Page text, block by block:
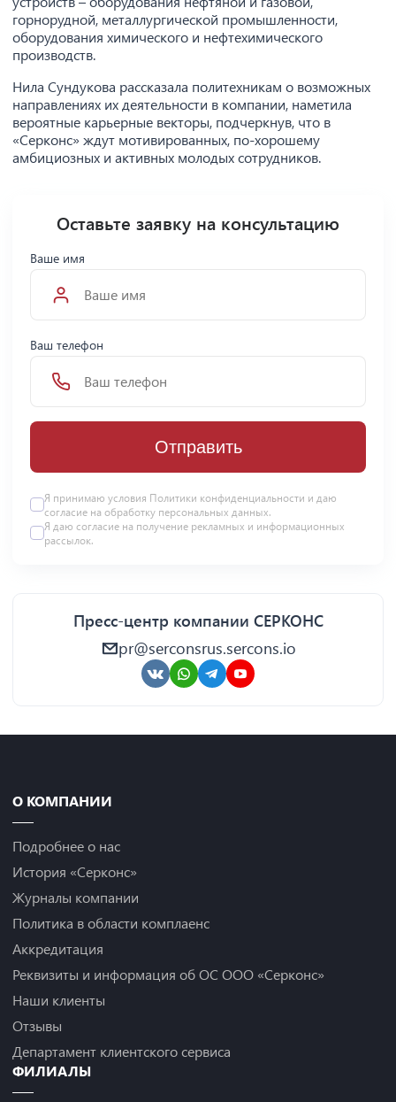
горнорудной, металлургической промышленности,
оборудования химического и нефтехимического
производств.
Нила Сундукова рассказала политехникам о возможных
направлениях их деятельности в компании, наметила
вероятные карьерные векторы, подчеркнув, что в
«Серконс» ждут мотивированных, по-хорошему
амбициозных и активных молодых сотрудников.
Оставьте заявку на консультацию
Ваше имя
Ваш телефон
Отправить
Я принимаю условия Политики конфиденциальности и даю
согласие на обработку персональных данных.
Я даю согласие на получение рекламных и информационных
рассылок.
Пресс-центр компании СЕРКОНС
pr@serconsrus.sercons.io
О КОМПАНИИ
Подробнее о нас
История «Серконс»
Журналы компании
Политика в области комплаенс
Аккредитация
Реквизиты и информация об ОС ООО «Серконс»
Наши клиенты
Отзывы
Департамент клиентского сервиса
ФИЛИАЛЫ